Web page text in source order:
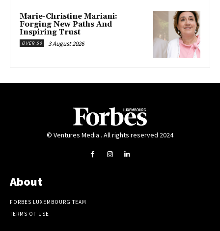
Marie-Christine Mariani:
Forging New Paths And
Inspiring Trust
OVER 50 3 August 2026
© Ventures Media . All rights reserved 2024
About
FORBES LUXEMBOURG TEAM
TERMS OF USE